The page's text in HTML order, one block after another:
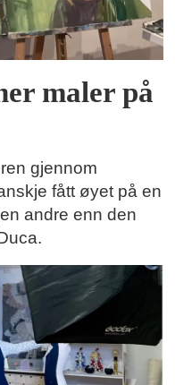
maler på
gjennom
fått øyet på en
andre enn den